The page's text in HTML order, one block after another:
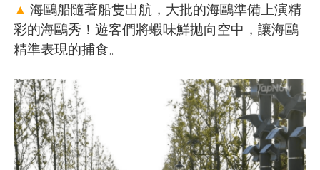
▲ 海鷗船隨著船隻出航，大批的海鷗準備上演精
彩的海鷗秀！遊客們將蝦味鮮拋向空中，讓海鷗
精準表現的捕食。